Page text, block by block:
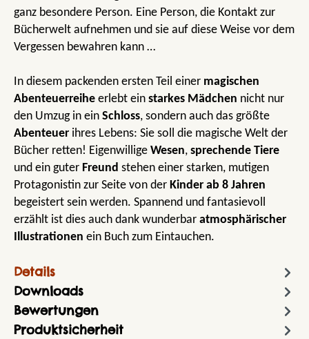
ganz besondere Person. Eine Person, die Kontakt zur
Bücherwelt aufnehmen und sie auf diese Weise vor dem
Vergessen bewahren kann …
In diesem packenden ersten Teil einer magischen
Abenteuerreihe erlebt ein starkes Mädchen nicht nur
den Umzug in ein Schloss, sondern auch das größte
Abenteuer ihres Lebens: Sie soll die magische Welt der
Bücher retten! Eigenwillige Wesen, sprechende Tiere
und ein guter Freund stehen einer starken, mutigen
Protagonistin zur Seite von der Kinder ab 8 Jahren
begeistert sein werden. Spannend und fantasievoll
erzählt ist dies auch dank wunderbar atmosphärischer
Illustrationen ein Buch zum Eintauchen.
Details
Downloads
Bewertungen
Produktsicherheit